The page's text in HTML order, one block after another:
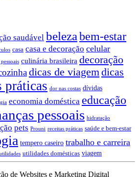
saudável belezabem-estar
casa casa e decoração celular
culinária brasileira decoração
dicas de viagemdicas
práticas dor nas costas dívidas
economia doméstica educação
pessoais hidratação
pets Prouni receitas práticas saúde e bem-estar
tempero caseiro trabalho e carreira
utilidades domésticas viagem
de Websites e Marketing Digital